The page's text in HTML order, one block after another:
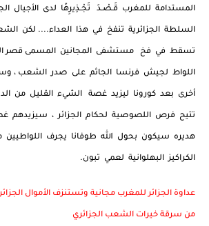
المستدامة للمغرب قَـصْـدَ تَجْـذِيرِهًا لدى الأجيال
السلطة الجزائرية تنفخ في هذا العداء.... لكن
تسقط في فخ مستشفى المجانين المسمى قصر
اللواط لجيش فرنسا الجاثم على صدر الشعب ،
أخرى بعد كورونا ليزيد غصة الشيء القليل من
تتيح فرص اللصوصية لحكام الجزائر ، سيزيدهم
هديره سيكون بحول الله طوفانا يجرف
الكراكيز البهلوانية لعمي تبون.
عداوة الجزائر للمغرب مجانية وتستنزف الأموال
من سرقة خيرات الشعب الجزائري